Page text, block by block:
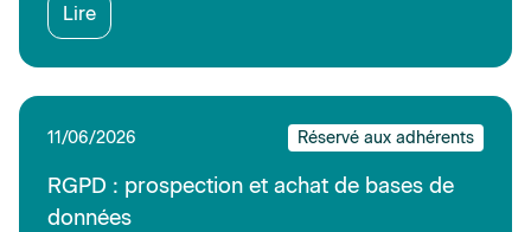
Lire
11/06/2026 Réservé aux adhérents
RGPD : prospection et achat de bases de
données